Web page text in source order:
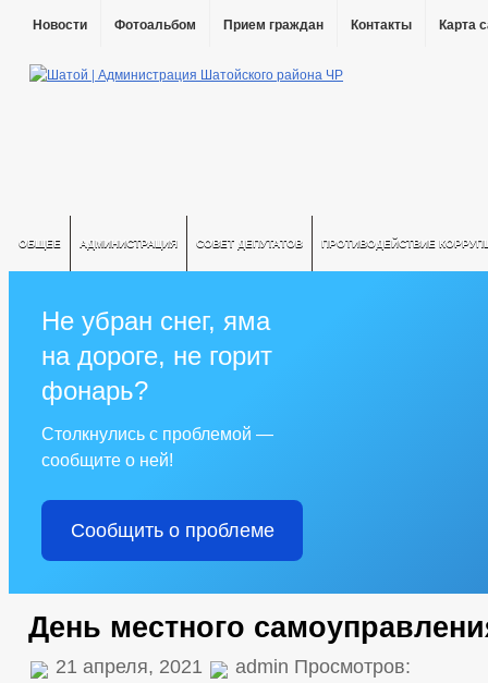
Новости Фотоальбом Прием граждан Контакты Карта
ОБЩЕЕ АДМИНИСТРАЦИЯ СОВЕТ ДЕПУТАТОВ ПРОТИВОДЕЙСТВИЕ
Не убран снег, яма
на дороге, не горит
фонарь?
Столкнулись с проблемой —
сообщите о ней!
Сообщить о проблеме
День местного
21 апреля, 2021 admin Просмотров: